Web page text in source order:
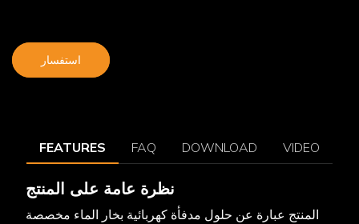
استفسار
FEATURES FAQ DOWNLOAD VIDEO
نظرة عامة على المنتج
المنتج عبارة عن حلول مدفأة كهربائية بخار الماء مخصصة